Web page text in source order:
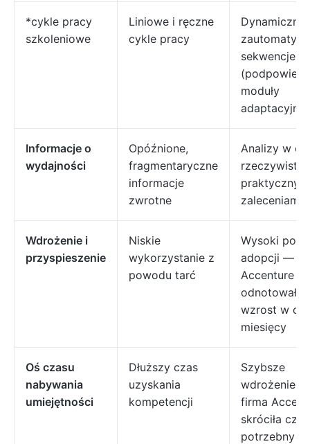
*cykle pracy
szkoleniowe
Liniowe i ręczne
cykle pracy
Dynamiczne
sekwencje
moduły
adaptacyjne)
Informacje o
wydajności
Opóźnione,
fragmentaryczne
informacje
zwrotne
Analizy w
zaleceniami
Wdrożenie i
przyspieszenie
Niskie
wykorzystanie z
powodu tarć
Wysoki
adopcji —
Accenture
odnotowała
wzrost w
miesięcy
Oś czasu
nabywania
umiejętności
Dłuższy czas
uzyskania
kompetencji
Szybsze
wdrożenie —
firma
skróciła czas
potrzebny